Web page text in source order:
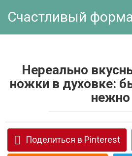
Счастливый
Нереально
ножки в духовке:
нежно
Поделиться в Pinterest